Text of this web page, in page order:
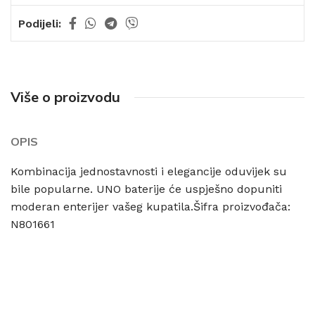
Podijeli:
Više o proizvodu
OPIS
Kombinacija jednostavnosti i elegancije oduvijek su
bile popularne. UNO baterije će uspješno dopuniti
moderan enterijer vašeg kupatila.Šifra proizvođača:
N801661